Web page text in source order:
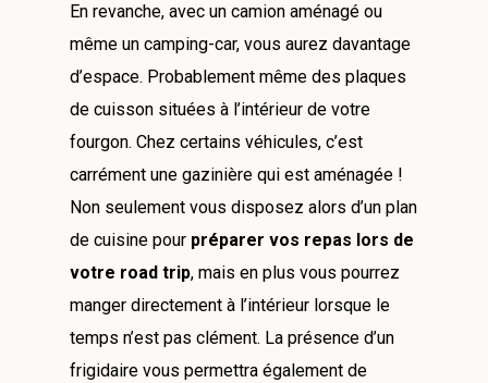
En revanche, avec un camion aménagé ou
même un camping-car, vous aurez davantage
d’espace. Probablement même des plaques
de cuisson situées à l’intérieur de votre
fourgon. Chez certains véhicules, c’est
carrément une gazinière qui est aménagée !
Non seulement vous disposez alors d’un plan
de cuisine pour préparer vos repas lors de
votre road trip, mais en plus vous pourrez
manger directement à l’intérieur lorsque le
temps n’est pas clément. La présence d’un
frigidaire vous permettra également de